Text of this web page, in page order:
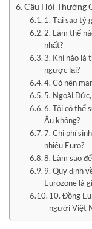
Câu Hỏi Thường
1. Tại sao tỷ
2. Làm thế
nhất?
3. Khi nào là
ngược lại?
4. Có nên
5. Ngoài
6. Tôi có thể
Âu không?
7. Chi phí
nhiêu Euro?
8. Làm sao
9. Quy định
Eurozone là
10. Đồng
người Việt